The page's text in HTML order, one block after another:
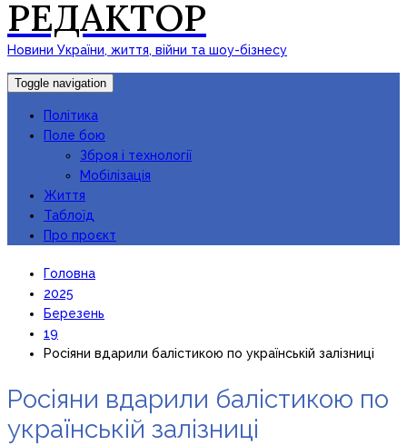
РЕДАКТОР
Новини України, життя, війни та шоу-бізнесу
Toggle navigation
Політика
Поле бою
Зброя і технології
Мобілізація
Життя
Таблоїд
Про проєкт
Головна
2025
Березень
19
Росіяни вдарили балістикою по українській залізниці
Росіяни вдарили балістикою по
українській залізниці